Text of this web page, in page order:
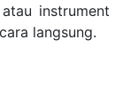
instrument
langsung.